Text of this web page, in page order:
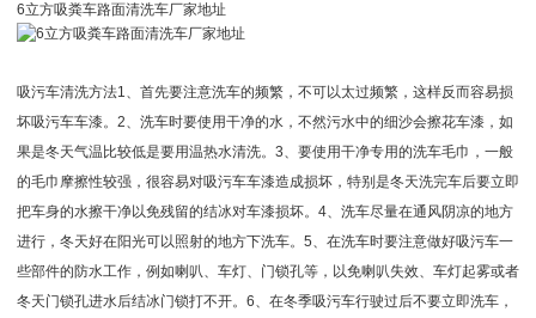
6立方吸粪车路面清洗车厂家地址
吸污车清洗方法1、首先要注意洗车的频繁，不可以太过频繁，这样反而容易损
坏吸污车车漆。2、洗车时要使用干净的水，不然污水中的细沙会擦花车漆，如
果是冬天气温比较低是要用温热水清洗。3、要使用干净专用的洗车毛巾，一般
的毛巾摩擦性较强，很容易对吸污车车漆造成损坏，特别是冬天洗完车后要立即
把车身的水擦干净以免残留的结冰对车漆损坏。4、洗车尽量在通风阴凉的地方
进行，冬天好在阳光可以照射的地方下洗车。5、在洗车时要注意做好吸污车一
些部件的防水工作，例如喇叭、车灯、门锁孔等，以免喇叭失效、车灯起雾或者
冬天门锁孔进水后结冰门锁打不开。6、在冬季吸污车行驶过后不要立即洗车，